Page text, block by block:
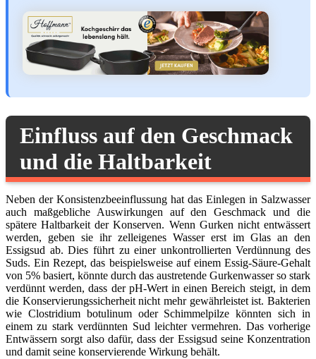
Einfluss auf den Geschmack
und die Haltbarkeit
Neben der Konsistenzbeeinflussung hat das Einlegen in Salzwasser
auch maßgebliche Auswirkungen auf den Geschmack und die
spätere Haltbarkeit der Konserven. Wenn Gurken nicht entwässert
werden, geben sie ihr zelleigenes Wasser erst im Glas an den
Essigsud ab. Dies führt zu einer unkontrollierten Verdünnung des
Suds. Ein Rezept, das beispielsweise auf einem Essig-Säure-Gehalt
von 5% basiert, könnte durch das austretende Gurkenwasser so stark
verdünnt werden, dass der pH-Wert in einen Bereich steigt, in dem
die Konservierungssicherheit nicht mehr gewährleistet ist. Bakterien
wie Clostridium botulinum oder Schimmelpilze könnten sich in
einem zu stark verdünnten Sud leichter vermehren. Das vorherige
Entwässern sorgt also dafür, dass der Essigsud seine Konzentration
und damit seine konservierende Wirkung behält.